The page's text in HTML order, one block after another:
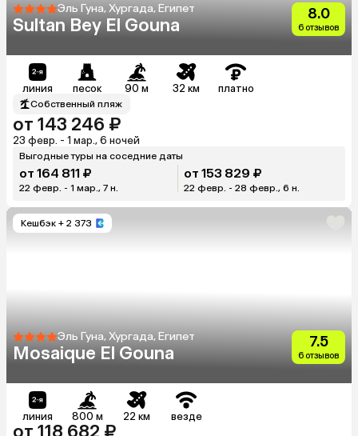
Эль Гуна, Хургада, Египет
Sultan Bey El Gouna
8.0
6 отзывов
линия песок 90 м 32 км платно
Собственный пляж
от 143 246 ₽
23 февр. - 1 мар., 6 ночей
Выгодные туры на соседние даты
от 164 811 ₽
22 февр. - 1 мар., 7 н.
от 153 829 ₽
22 февр. - 28 февр., 6 н.
Кешбэк + 2 373
Эль Гуна, Хургада, Египет
Mosaique El Gouna
7.5
6 отзывов
линия 800 м 22 км везде
от 118 682 ₽